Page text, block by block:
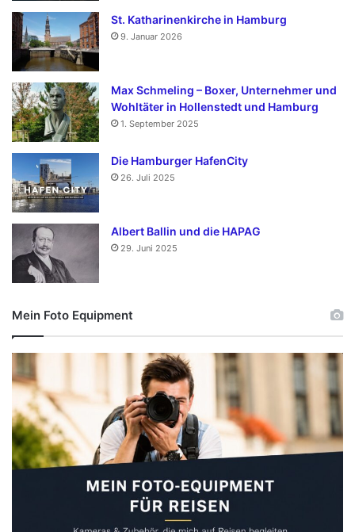
St. Katharinenkirche in Hamburg
9. Januar 2026
Max Schmeling – Boxer, Unternehmer und
Wohltäter in Hollenstedt und Hamburg
1. September 2025
Die Hamburger HafenCity
26. Juli 2025
Albert Ballin und die HAPAG
29. Juni 2025
Mein Foto Equipment